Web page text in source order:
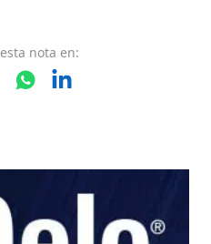
esta nota en: